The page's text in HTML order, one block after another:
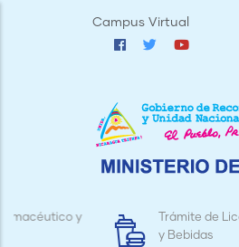
Campus Virtual
Trámite de Licencias para
y Bebidas